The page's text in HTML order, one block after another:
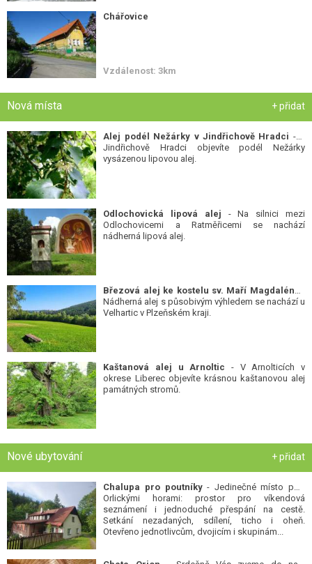
Chářovice
Vzdálenost: 3km
Nová místa + přidat
Alej podél Nežárky v Jindřichově Hradci - V
Jindřichově Hradci objevíte podél Nežárky
vysázenou lipovou alej.
Odlochovická lipová alej - Na silnici mezi
Odlochovicemi a Ratměřicemi se nachází
nádherná lipová alej.
Nádherná alej s působivým výhledem se nachází u
Velhartic v Plzeňském kraji.
Kaštanová alej u Arnoltic - V Arnolticích v
okrese Liberec objevíte krásnou kaštanovou alej
památných stromů.
Nové ubytování + přidat
Chalupa pro poutníky- Jedinečné místo pod
Orlickými horami: prostor pro víkendová
seznámení i jednoduché přespání na cestě.
Setkání nezadaných, sdílení, ticho i oheň.
Otevřeno jednotlivcům, dvojicím i skupinám...